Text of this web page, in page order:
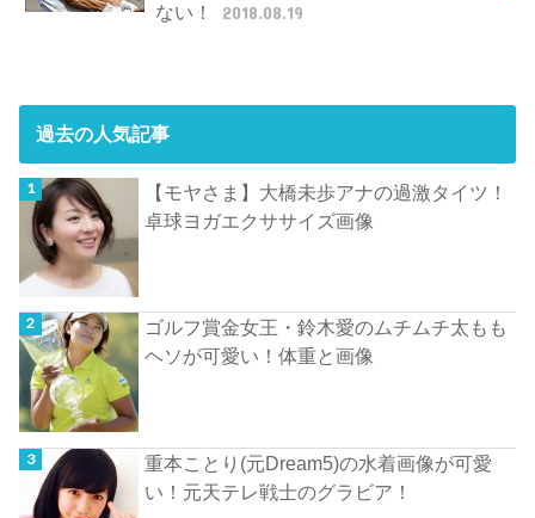
ない！
2018.08.19
過去の人気記事
【モヤさま】大橋未歩アナの過激タイツ！
卓球ヨガエクササイズ画像
ゴルフ賞金女王・鈴木愛のムチムチ太もも
ヘソが可愛い！体重と画像
重本ことり(元Dream5)の水着画像が可愛
い！元天テレ戦士のグラビア！